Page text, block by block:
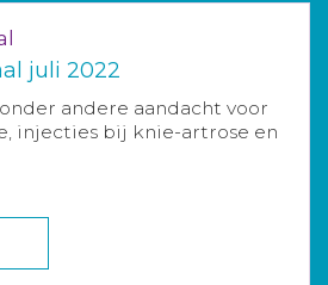
juli 2022
andere aandacht voor
injecties bij knie-artrose en